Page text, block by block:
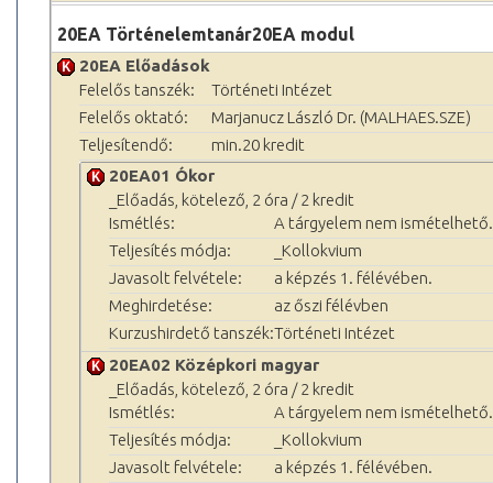
20EA Történelemtanár20EA modul
20EA Előadások
Felelős tanszék:
Történeti Intézet
Felelős oktató:
Marjanucz László Dr. (MALHAES.SZE)
Teljesítendő:
min.20 kredit
20EA01 Ókor
_Előadás, kötelező, 2 óra / 2 kredit
Ismétlés:
A tárgyelem nem ismételhető.
Teljesítés módja:
_Kollokvium
Javasolt felvétele:
a képzés 1. félévében.
Meghirdetése:
az őszi félévben
Kurzushirdető tanszék:Történeti Intézet
20EA02 Középkori magyar
_Előadás, kötelező, 2 óra / 2 kredit
Ismétlés:
A tárgyelem nem ismételhető.
Teljesítés módja:
_Kollokvium
Javasolt felvétele:
a képzés 1. félévében.